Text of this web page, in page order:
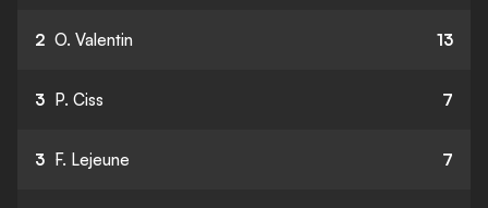
2 O. Valentin 13
3 P. Ciss 7
3 F. Lejeune 7